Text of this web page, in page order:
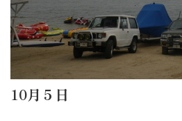
10月５日